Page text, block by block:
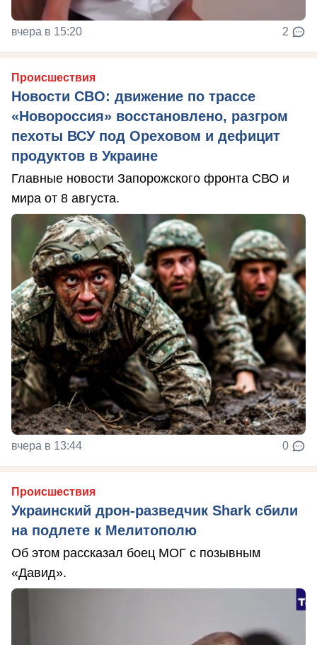
вчера в 15:20 2
Происшествия
Новости СВО: движение по трассе
«Новороссия» восстановлено, разгром
пехоты ВСУ под Ореховом и дефицит
продуктов в Украине
Главные новости Запорожского фронта СВО и
мира от 8 августа.
вчера в 13:44 0
Происшествия
Украинский дрон-разведчик Shark сбили
на подлете к Мелитополю
Об этом рассказал боец МОГ с позывным
«Давид».